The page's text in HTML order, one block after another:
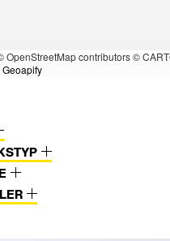
OpenStreetMap contributors ©
Geoapify